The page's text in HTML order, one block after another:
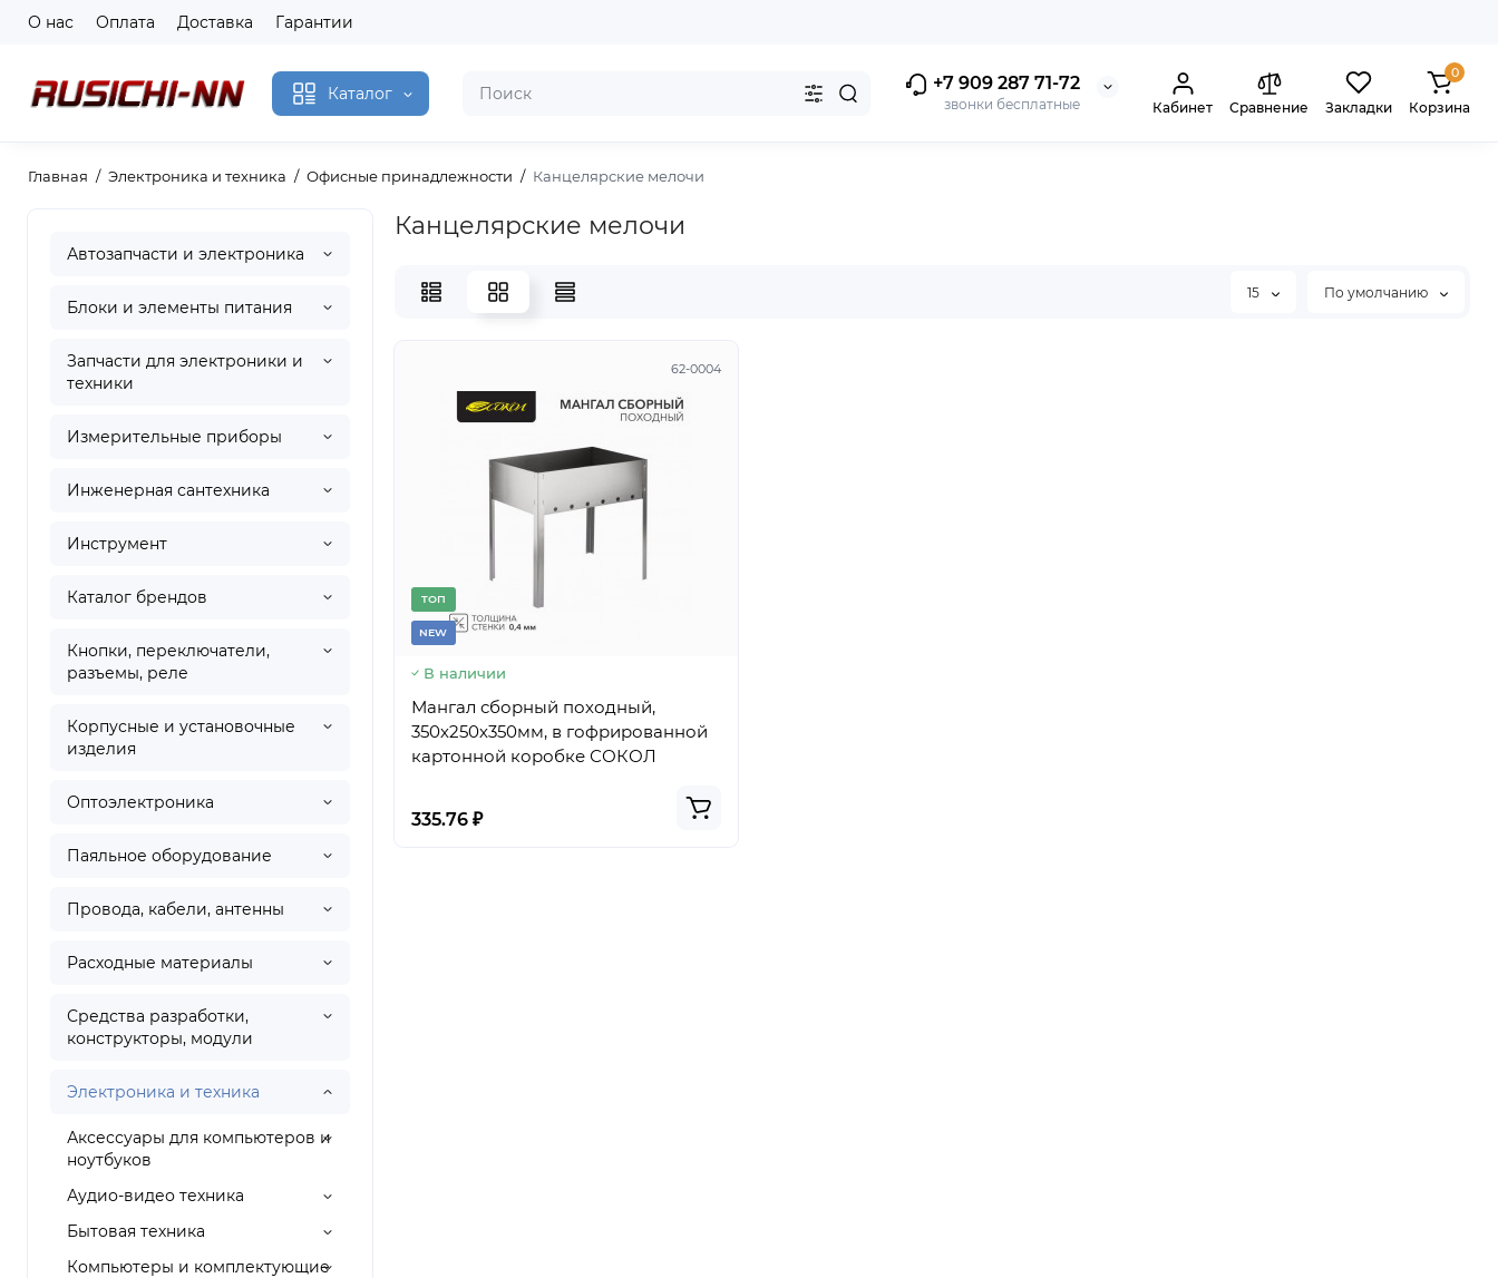
О нас Оплата Доставка Гарантии
Каталог +7 909 287 71-72
звонки бесплатные Кабинет Сравнение Закладки
0
Корзина
Главная Электроника и техника Офисные принадлежности Канцелярские мелочи
Автозапчасти и электроника
Блоки и элементы питания
Запчасти для электроники и
техники
Измерительные приборы
Инженерная сантехника
Инструмент
Каталог брендов
Кнопки, переключатели,
разъемы, реле
Корпусные и установочные
изделия
Оптоэлектроника
Паяльное оборудование
Провода, кабели, антенны
Расходные материалы
Средства разработки,
конструкторы, модули
Электроника и техника
Аксессуары для компьютеров и
ноутбуков
Аудио-видео техника
Бытовая техника
Компьютеры и комплектующие
Канцелярские мелочи
15 По умолчанию
62-0004
TОП
NEW
В наличии
Мангал сборный походный,
350х250х350мм, в гофрированной
картонной коробке СОКОЛ
335.76 ₽